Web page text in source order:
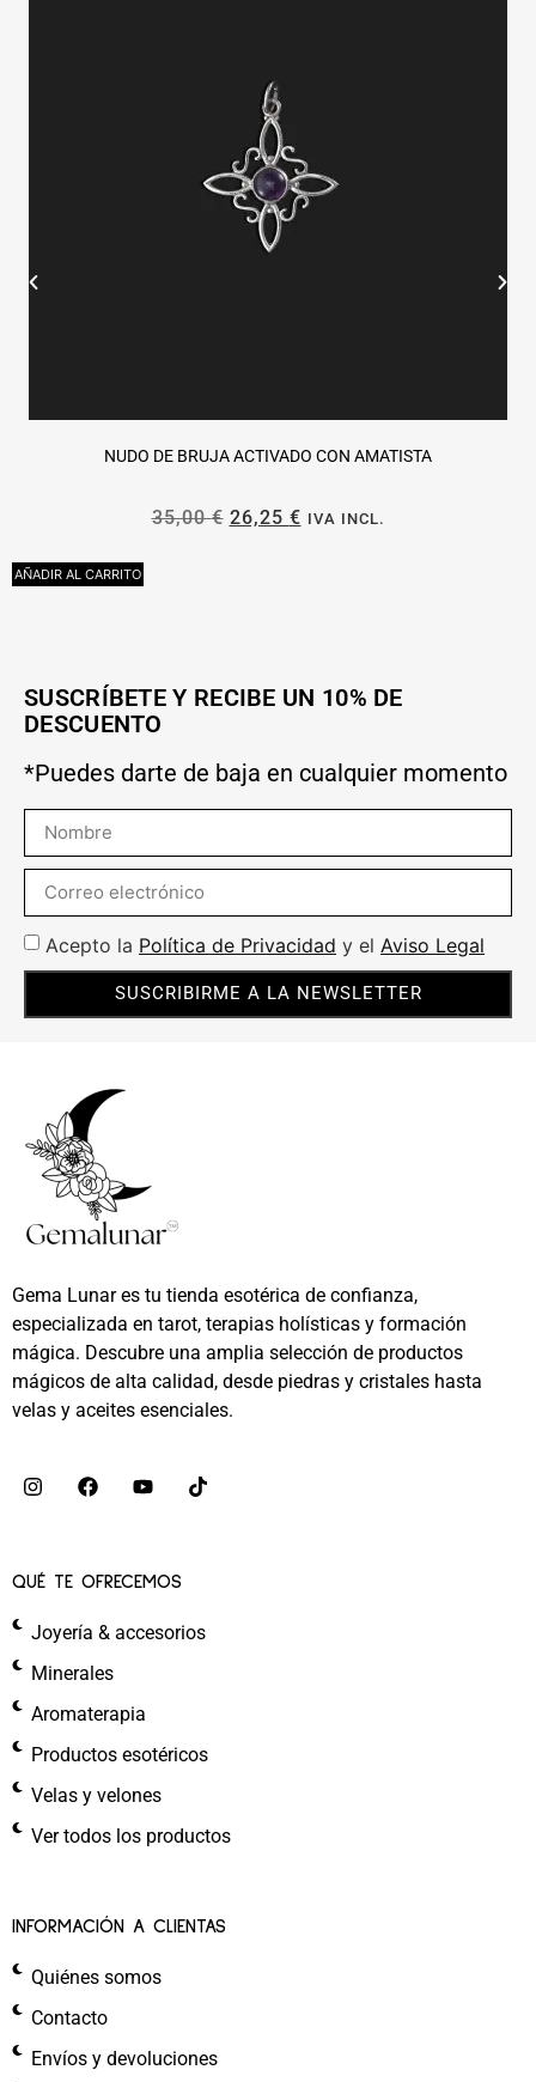
NUDO DE BRUJA ACTIVADO CON AMATISTA
35,00€ 26,25 € IVA INCL.
AÑADIR AL CARRITO
SUSCRÍBETE Y RECIBE UN 10% DE
DESCUENTO
*Puedes darte de baja en cualquier momento
Acepto la Política de Privacidad y el Aviso Legal
SUSCRIBIRME A LA NEWSLETTER
Gema Lunar es tu tienda esotérica de confianza,
especializada en tarot, terapias holísticas y formación
mágica. Descubre una amplia selección de productos
mágicos de alta calidad, desde piedras y cristales hasta
velas y aceites esenciales.
QUÉ TE OFRECEMOS
Joyería & accesorios
Minerales
Aromaterapia
Productos esotéricos
Velas y velones
Ver todos los productos
INFORMACIÓN A CLIENTAS
Quiénes somos
Contacto
Envíos y devoluciones